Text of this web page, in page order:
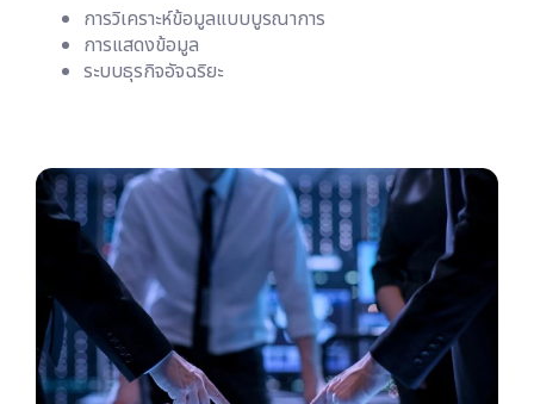
การวิเคราะห์ข้อมูลแบบบูรณาการ
การแสดงข้อมูล
ระบบธุรกิจอัจฉริยะ